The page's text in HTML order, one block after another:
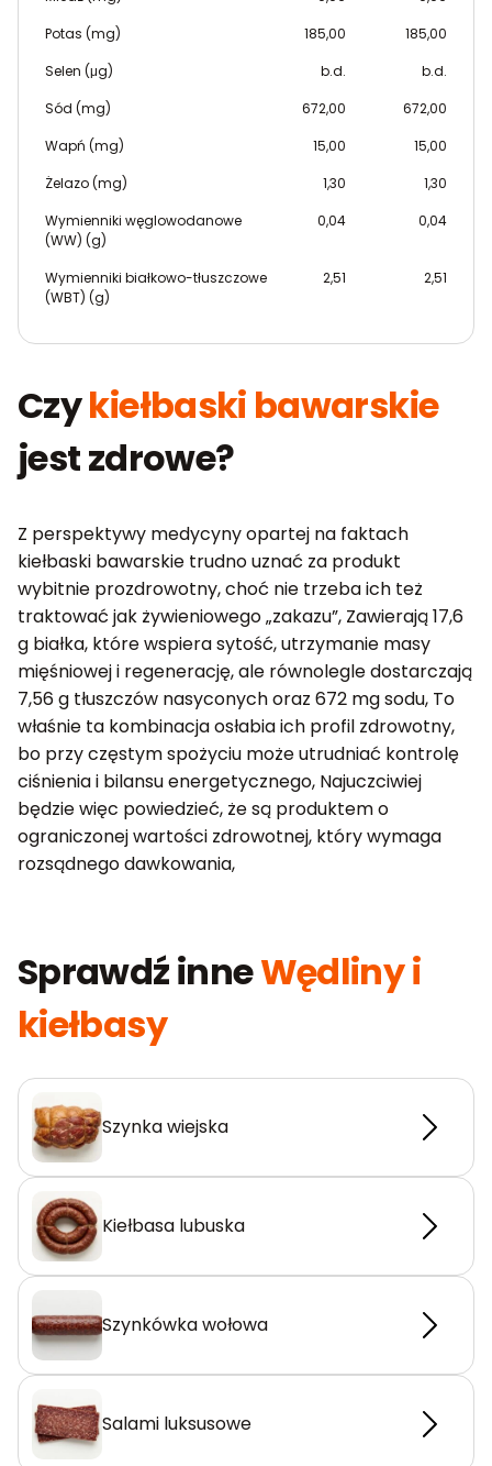
Potas (mg)
185,00
185,00
Selen (μg)
b.d.
b.d.
Sód (mg)
672,00
672,00
Wapń (mg)
15,00
15,00
Żelazo (mg)
1,30
1,30
Wymienniki węglowodanowe
(WW) (g)
0,04 0,04
Wymienniki białkowo-tłuszczowe
(WBT) (g)
2,51 2,51
Czykiełbaski bawarskie
jest zdrowe?
Z perspektywy medycyny opartej na faktach
kiełbaski bawarskie trudno uznać za produkt
wybitnie prozdrowotny, choć nie trzeba ich też
traktować jak żywieniowego „zakazu”, Zawierają 17,6
g białka, które wspiera sytość, utrzymanie masy
mięśniowej i regenerację, ale równolegle dostarczają
7,56 g tłuszczów nasyconych oraz 672 mg sodu, To
właśnie ta kombinacja osłabia ich profil zdrowotny,
bo przy częstym spożyciu może utrudniać kontrolę
ciśnienia i bilansu energetycznego, Najuczciwiej
będzie więc powiedzieć, że są produktem o
ograniczonej wartości zdrowotnej, który wymaga
rozsądnego dawkowania,
Sprawdź inneWędliny i
kiełbasy
Szynka wiejska
Kiełbasa lubuska
Szynkówka wołowa
Salami luksusowe